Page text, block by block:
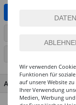
ARTIKEL MERKMALE
Wir verwenden
Funktionen für
auf unsere Website
Ihrer Verwendung
Medien, Werbung